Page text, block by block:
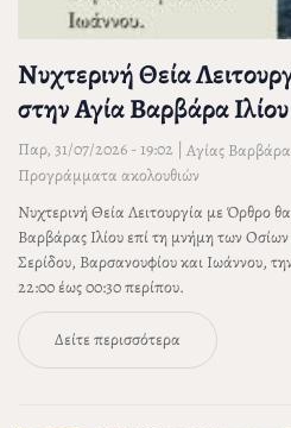
Νυχτερινή Θεία
στην Αγία Βαρβάρα Ιλίου
Παρ, 31/07/2026 - 19:02 | Αγίας
Προγράμματα ακολουθιών
Νυχτερινή Θεία Λειτουργία με Όρθρο
Βαρβάρας Ιλίου επί τη μνήμη των
Σερίδου, Βαρσανουφίου και Ιωάννου,
22:00 έως 00:30 περίπου.
Δείτε περισσότερα